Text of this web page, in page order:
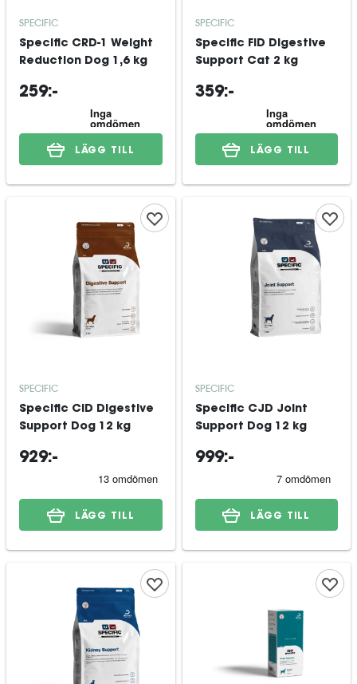
SPECIFIC
Specific CRD-1 Weight
Reduction Dog 1,6 kg
259:-
LÄGG TILL
SPECIFIC
Specific FID Digestive
Support Cat 2 kg
359:-
LÄGG TILL
SPECIFIC
Specific CID Digestive
Support Dog 12 kg
929:-
LÄGG TILL
SPECIFIC
Specific CJD Joint
Support Dog 12 kg
999:-
LÄGG TILL